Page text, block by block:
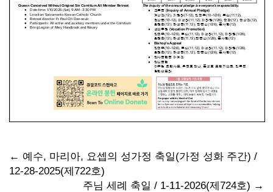
Post
navigation
← 예수, 마리아, 요셉의 성가정 축일(가정 성화 주간) /
12-28-2025(제722호)
주님 세례 축일 / 1-11-2026(제724호) →